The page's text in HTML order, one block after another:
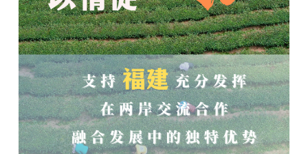
学术中国 乡村振兴 银龄 溯源中国
城市 旅游 能源 会展
彩票 娱乐 时尚 悦读
公益 一带一路 亚太网 上市公司
文化产业